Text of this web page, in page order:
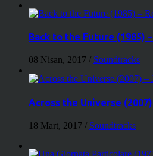
Back to the Future (1985)
08 Nisan, 2017 / Soundtracks
Across the Universe
18 Mart, 2017 / Soundtracks